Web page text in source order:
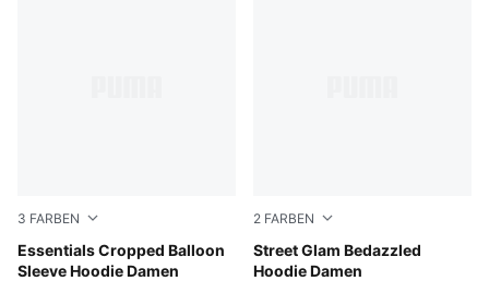
3 FARBEN
Essentials Cropped Balloon
Sleeve Hoodie Damen
Puma Black
2 FARBEN
Street Glam Bedazzled
Hoodie Damen
Puma Black